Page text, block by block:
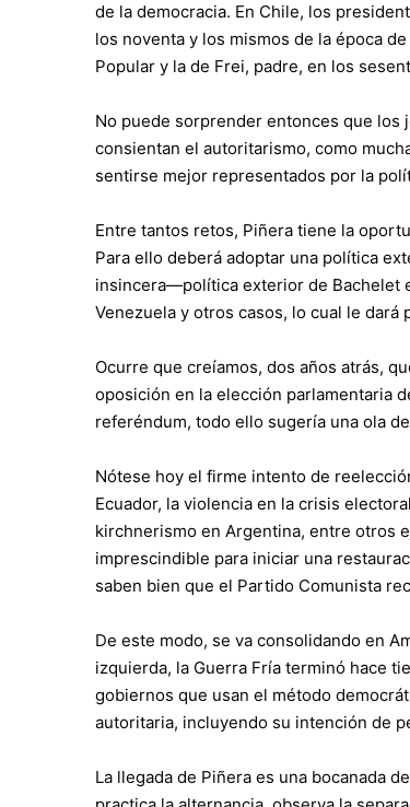
de la democracia. En Chile, los
los noventa y los mismos de la época
Popular y la de Frei, padre, en los
No puede sorprender entonces que los
consientan el autoritarismo, como
sentirse mejor representados por la
Entre tantos retos, Piñera tiene la
Para ello deberá adoptar una política
insincera—política exterior de Bachelet
Venezuela y otros casos, lo cual le
Ocurre que creíamos, dos años atrás,
oposición en la elección parlamentaria
referéndum, todo ello sugería una ola
Nótese hoy el firme intento de
Ecuador, la violencia en la crisis
kirchnerismo en Argentina, entre otros
imprescindible para iniciar una
saben bien que el Partido Comunista
De este modo, se va consolidando en
izquierda, la Guerra Fría terminó hace
gobiernos que usan el método
autoritaria, incluyendo su intención de
La llegada de Piñera es una bocanada